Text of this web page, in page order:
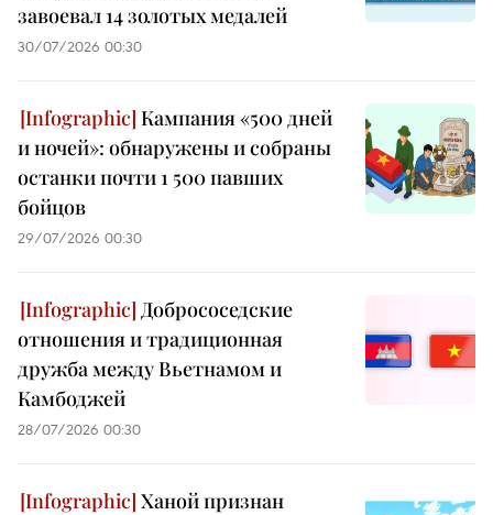
завоевал 14 золотых медалей
30/07/2026 00:30
Кампания «500 дней
и ночей»: обнаружены и собраны
останки почти 1 500 павших
бойцов
29/07/2026 00:30
Добрососедские
отношения и традиционная
дружба между Вьетнамом и
Камбоджей
28/07/2026 00:30
Ханой признан